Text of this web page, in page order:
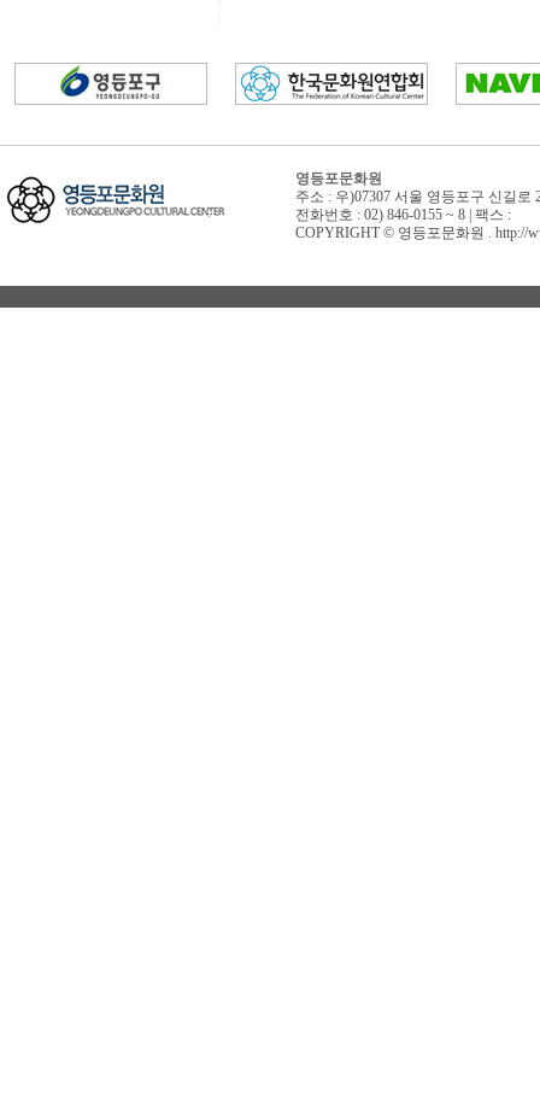
영등포문화원
주소 : 우)07307 서울 영등포구 신길
전화번호 : 02) 846-0155 ~ 8 | 팩스 :
COPYRIGHT © 영등포문화원 . http://